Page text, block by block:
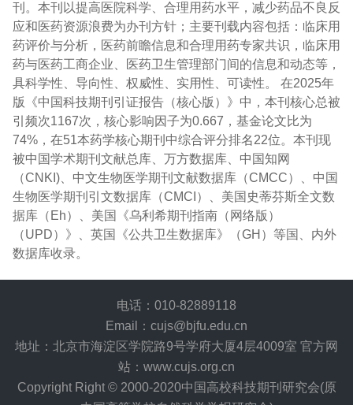
刊。本刊以提高医院科学、合理用药水平，减少药品不良反
应和医药资源浪费为办刊方针；主要刊载内容包括：临床用
药评价与分析，医药前瞻信息和合理用药专家共识，临床用
药与医药工商企业、医药卫生管理部门间的信息和动态等，
具科学性、导向性、权威性、实用性、可读性。 在2025年
版《中国科技期刊引证报告（核心版）》中，本刊核心总被
引频次1167次，核心影响因子为0.667，基金论文比为
74%，在51本药学核心期刊中综合评分排名22位。本刊现
被中国学术期刊文献总库、万方数据库、中国知网
（CNKI)、中文生物医学期刊文献数据库（CMCC）、中国
生物医学期刊引文数据库（CMCI）、美国史蒂芬斯全文数
据库（Eh）、美国《乌利希期刊指南（网络版）
（UPD）》、英国《公共卫生数据库》（GH）等国、内外
数据库收录。
电话：010-82889118
Email：cujs@bjfu.edu.cn
地址：北京市海淀区学院路9号学府大厦4层4009室 官方网
站：www.cujs.org.cn
Copyright Right © 2000-2020中国高校科技期刊研究会(原